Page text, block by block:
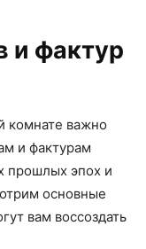
и фактур
комнате важно
и фактурам
прошлых эпох и
основные
вам воссоздать